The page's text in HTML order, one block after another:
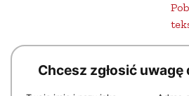
Chcesz zgłosić